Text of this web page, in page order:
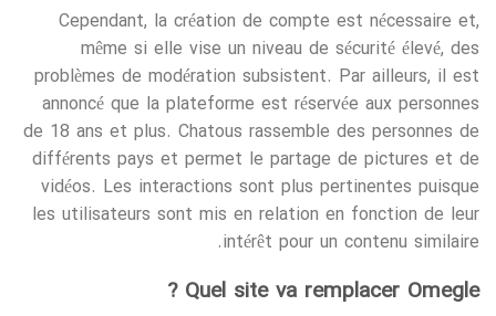
Cependant, la création de compte est nécessaire et,
même si elle vise un niveau de sécurité élevé, des
problèmes de modération subsistent. Par ailleurs, il est
annoncé que la plateforme est réservée aux personnes
de 18 ans et plus. Chatous rassemble des personnes de
différents pays et permet le partage de pictures et de
vidéos. Les interactions sont plus pertinentes puisque
les utilisateurs sont mis en relation en fonction de leur
intérêt pour un contenu similaire.
Quel site va remplacer Omegle ?